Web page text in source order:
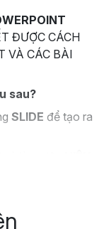
ĐƯỢC CÁCH
VÀ CÁC BÀI
sau?
SLIDE để tạo ra
thế nào?